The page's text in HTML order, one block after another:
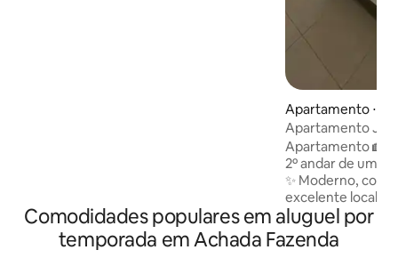
Apartamento ⋅
Apartamento JC
Apartamento 🏡
2º andar de um
✨ Moderno,
excelente localização. 💤
espaçoso com grande
🍽️ totalmente
uma
Comodidades populares em aluguel por
temporada em Achada Fazenda